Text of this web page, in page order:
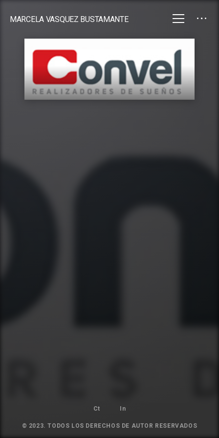
MARCELA VASQUEZ BUSTAMANTE
Ct In
© 2023. TODOS LOS DERECHOS DE AUTOR RESERVADOS